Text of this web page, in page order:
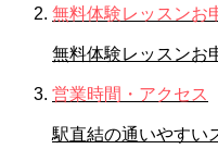
無料体験レッスンお
無料体験レッスンお
営業時間・アクセス
駅直結の通いやすい